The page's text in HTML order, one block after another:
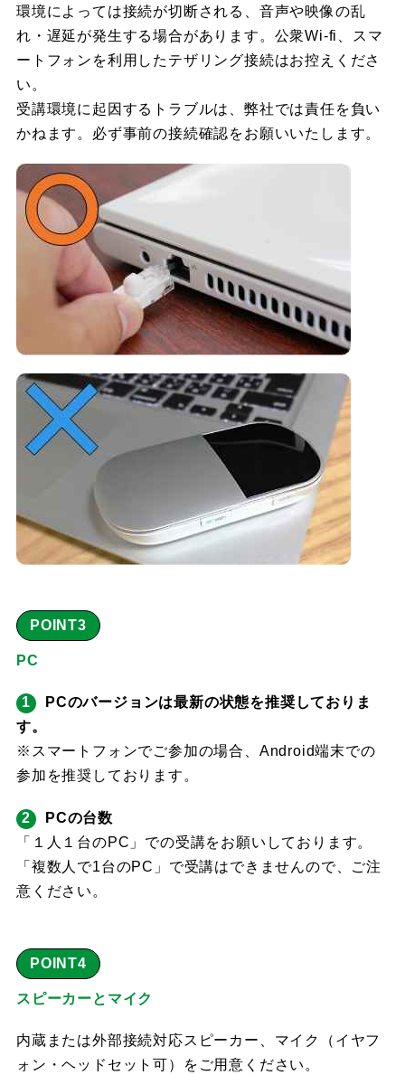
環境によっては接続が切断される、音声や映像の乱
れ・遅延が発生する場合があります。公衆Wi-fi、スマ
ートフォンを利用したテザリング接続はお控えくださ
い。
受講環境に起因するトラブルは、弊社では責任を負い
かねます。必ず事前の接続確認をお願いいたします。
POINT3
PC
PCのバージョンは最新の状態を推奨しておりま
す。
※スマートフォンでご参加の場合、Android端末での
参加を推奨しております。
PCの台数
「１人１台のPC」での受講をお願いしております。
「複数人で1台のPC」で受講はできませんので、ご注
意ください。
POINT4
スピーカーとマイク
内蔵または外部接続対応スピーカー、マイク（イヤフ
ォン・ヘッドセット可）をご用意ください。